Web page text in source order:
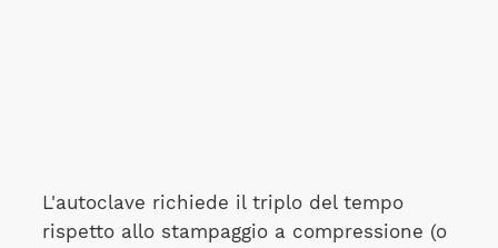
L'autoclave richiede il triplo del tempo
rispetto allo stampaggio a compressione (o